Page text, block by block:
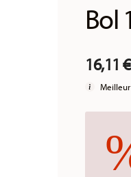
Bol
16,11